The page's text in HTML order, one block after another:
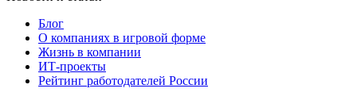
Блог
О компаниях в игровой форме
Жизнь в компании
ИТ-проекты
Рейтинг работодателей России